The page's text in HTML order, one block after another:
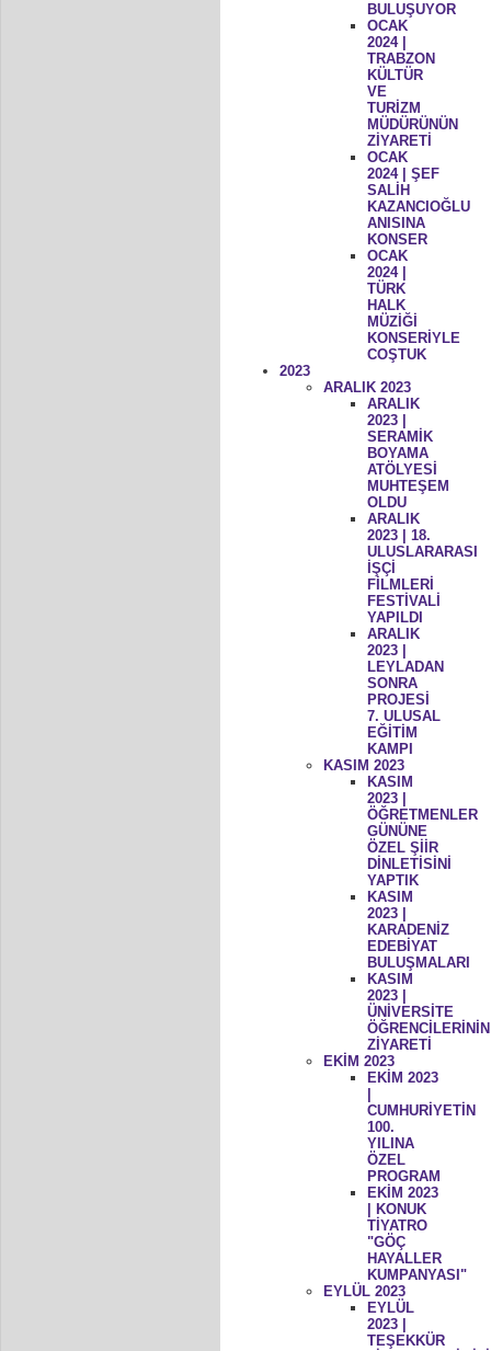
BULUŞUYOR
OCAK
2024 |
TRABZON
KÜLTÜR
VE
TURİZM
MÜDÜRÜNÜN
ZİYARETİ
OCAK
2024 | ŞEF
SALİH
KAZANCIOĞLU
ANISINA
KONSER
OCAK
2024 |
TÜRK
HALK
MÜZİĞİ
KONSERİYLE
COŞTUK
2023
ARALIK 2023
ARALIK
2023 |
SERAMİK
BOYAMA
ATÖLYESİ
MUHTEŞEM
OLDU
ARALIK
2023 | 18.
ULUSLARARASI
İŞÇİ
FİLMLERİ
FESTİVALİ
YAPILDI
ARALIK
2023 |
LEYLADAN
SONRA
PROJESİ
7. ULUSAL
EĞİTİM
KAMPI
KASIM 2023
KASIM
2023 |
ÖĞRETMENLER
GÜNÜNE
ÖZEL ŞİİR
DİNLETİSİNİ
YAPTIK
KASIM
2023 |
KARADENİZ
EDEBİYAT
BULUŞMALARI
KASIM
2023 |
ÜNİVERSİTE
ÖĞRENCİLERİNİN
ZİYARETİ
EKİM 2023
EKİM 2023
CUMHURİYETİN
100.
YILINA
ÖZEL
PROGRAM
EKİM 2023
| KONUK
TİYATRO
"GÖÇ
HAYALLER
KUMPANYASI"
EYLÜL 2023
EYLÜL
2023 |
TEŞEKKÜR